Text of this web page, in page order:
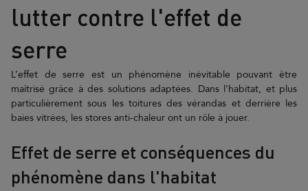
lutter contre l'effet de
serre
L’effet de serre est un phénomène inévitable pouvant être
maîtrisé grâce à des solutions adaptées. Dans l’habitat, et plus
particulièrement sous les toitures des vérandas et derrière les
baies vitrées, les stores anti-chaleur ont un rôle à jouer.
Effet de serre et conséquences du
phénomène dans l'habitat